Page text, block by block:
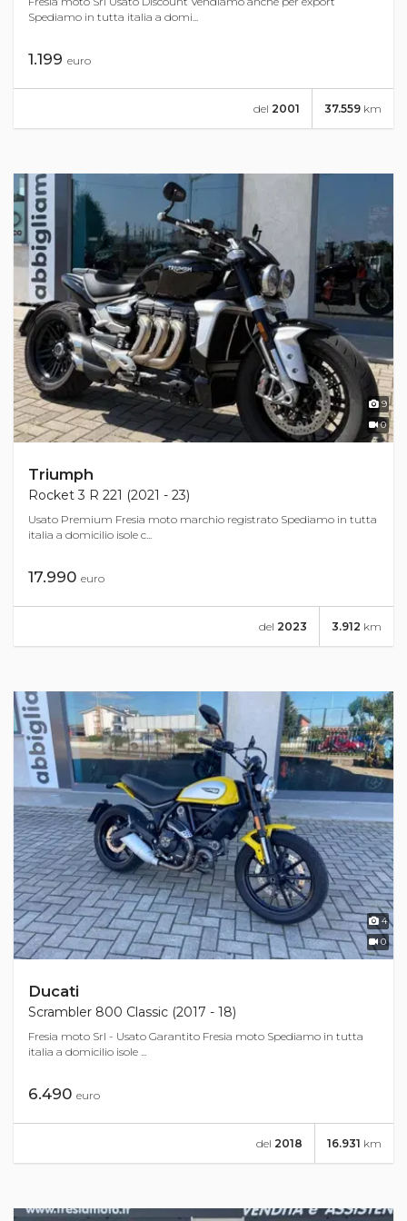
Spediamo in tutta italia a domi...
1.199 euro
37.559 km
del 2001
9
0
Triumph
Rocket 3 R 221 (2021 - 23)
Usato Premium Fresia moto marchio registrato Spediamo in tutta
italia a domicilio isole c...
17.990 euro
3.912 km
del 2023
4
0
Ducati
Scrambler 800 Classic (2017 - 18)
Fresia moto Srl - Usato Garantito Fresia moto Spediamo in tutta
italia a domicilio isole ...
6.490 euro
16.931 km
del 2018